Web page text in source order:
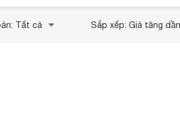
Tất cả Sắp xếp: Giá tăng dần